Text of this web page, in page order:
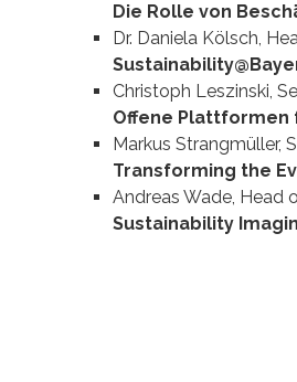
Die Rolle von
Dr. Daniela Kölsch,
Christoph Leszinski,
Offene
Markus Strangmüller,
Transforming the
Andreas Wade, Head
Sustainability